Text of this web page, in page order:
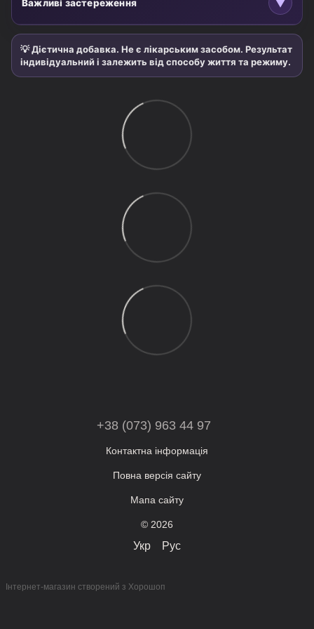
вік до 18 років.
Важливі застереження ▼
Перед вживанням рекомендована консультація лікаря.
Не перевищувати рекомендовану добову дозу. Не слід
використовувати як заміну повноцінного раціону
💡 Дієтична добавка. Не є лікарським засобом. Результат
індивідуальний і залежить від способу життя та режиму.
+38 (073) 963 44 97
Контактна інформація
Повна версія сайту
Мапа сайту
© 2026
Укр Рус
Інтернет-магазин створений з Хорошоп